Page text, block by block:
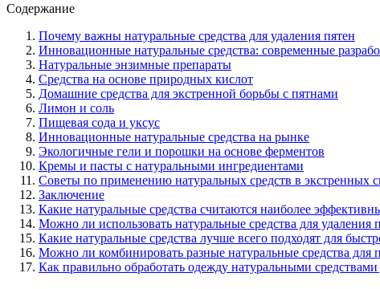
Содержание
Почему важны натуральные средства для удаления пятен
Инновационные натуральные средства: современные
Натуральные энзимные препараты
Средства на основе природных кислот
Домашние средства для экстренной борьбы с пятнами
Лимон и соль
Пищевая сода и уксус
Инновационные натуральные средства на рынке
Экологичные гели и порошки на основе ферментов
Кремы и пасты с натуральными ингредиентами
Советы по применению натуральных средств в экстренных
Заключение
Какие натуральные средства считаются наиболее
Можно ли использовать натуральные средства для
Какие натуральные средства лучше всего подходят для
Можно ли комбинировать разные натуральные средства
Как правильно обработать одежду натуральными средствами